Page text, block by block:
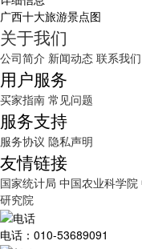
广西十大旅游景点图
关于我们
公司简介 新闻动态 联系我们
用户服务
买家指南 常见问题
服务支持
服务协议 隐私声明
友情链接
国家统计局 中国农业科学院
研究院
电话：010-53689091